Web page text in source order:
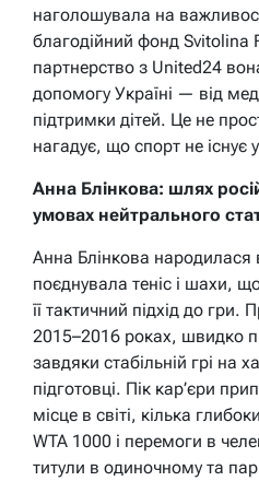
наголошувала на
благодійний фонд Svitolina
партнерство з United24
допомогу Україні — від
підтримки дітей. Це не
нагадує, що спорт не існує
Анна Блінкова: шлях
умовах нейтрального
Анна Блінкова народилася
поєднувала теніс і шахи,
її тактичний підхід до
2015–2016 роках, швидко
завдяки стабільній грі на
підготовці. Пік кар’єри
місце в світі, кілька
WTA 1000 і перемоги в
титули в одиночному та